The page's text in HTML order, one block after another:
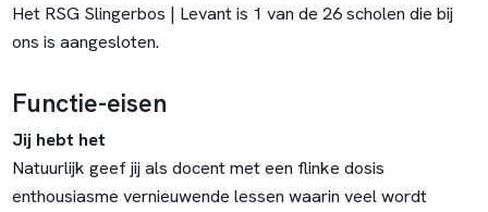
Het RSG Slingerbos | Levant is 1 van de 26 scholen die bij
ons is aangesloten.
Functie-eisen
Jij hebt het
Natuurlijk geef jij als docent met een flinke dosis
enthousiasme vernieuwende lessen waarin veel wordt